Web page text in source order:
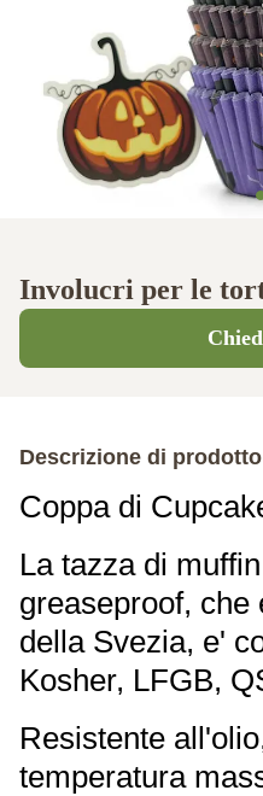
Involucri per le
Descrizione di prodotto
Coppa di
La tazza di
greaseproof, che
della Svezia, e'
Kosher, LFGB,
Resistente
temperatura